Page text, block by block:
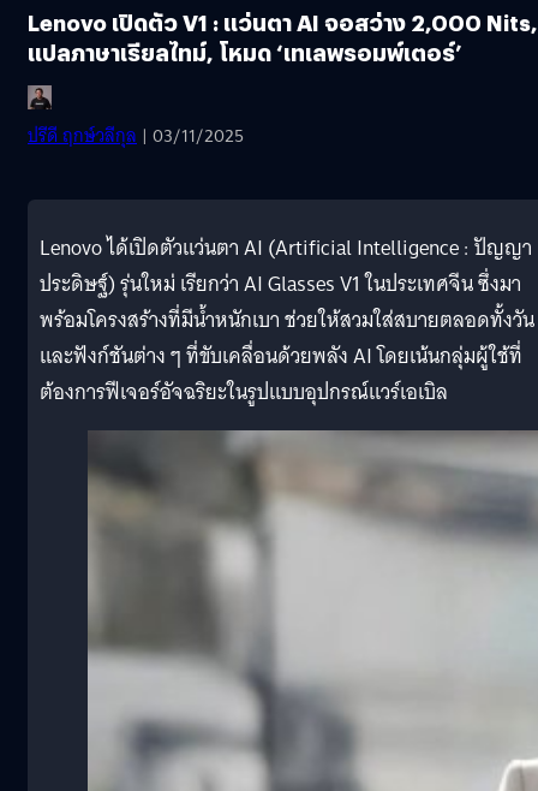
Lenovo เปิดตัว V1 : แว่นตา AI จอสว่าง 2,000 Nits,
แปลภาษาเรียลไทม์, โหมด ‘เทเลพรอมพ์เตอร์’
ปรีดี ฤกษ์วลีกุล | 03/11/2025
Lenovo ได้เปิดตัวแว่นตา AI (Artificial Intelligence : ปัญญา
ประดิษฐ์) รุ่นใหม่ เรียกว่า AI Glasses V1 ในประเทศจีน ซึ่งมา
พร้อมโครงสร้างที่มีน้ำหนักเบา ช่วยให้สวมใส่สบายตลอดทั้งวัน
และฟังก์ชันต่าง ๆ ที่ขับเคลื่อนด้วยพลัง AI โดยเน้นกลุ่มผู้ใช้ที่
ต้องการฟีเจอร์อัจฉริยะในรูปแบบอุปกรณ์แวร์เอเบิล